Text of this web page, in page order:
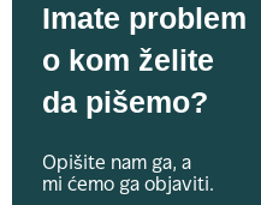
Imate problem
o kom želite
da pišemo?
Opišite nam ga, a
mi ćemo ga objaviti.